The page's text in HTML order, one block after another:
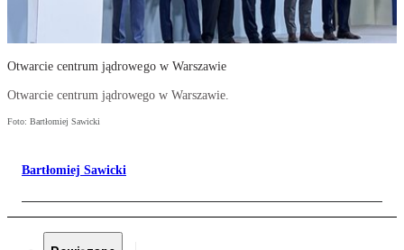
Otwarcie centrum jądrowego w Warszawie
Otwarcie centrum jądrowego w Warszawie.
Foto: Bartłomiej Sawicki
Bartłomiej Sawicki